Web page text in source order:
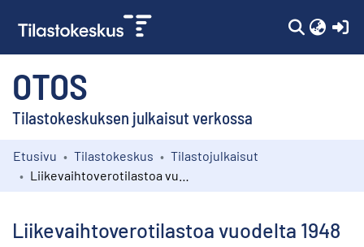
OTOS
Tilastokeskuksen julkaisut verkossa
Kokoelmat
Etusivu Tilastokeskus
Tilastojulkaisut
Liikevaihtoverotilastoa vuodelta 1948